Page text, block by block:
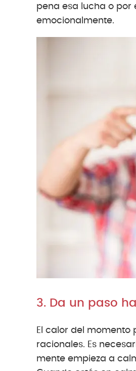
pena esa lucha o por
emocionalmente.
3. Da un paso
El calor del
racionales. Es
mente empieza a